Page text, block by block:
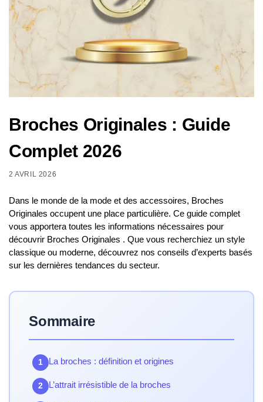
Broches Originales : Guide
Complet 2026
2 AVRIL 2026
Dans le monde de la mode et des accessoires, Broches
Originales occupent une place particulière. Ce guide complet
vous apportera toutes les informations nécessaires pour
découvrir Broches Originales . Que vous recherchiez un style
classique ou moderne, découvrez nos conseils d’experts basés
sur les dernières tendances du secteur.
Sommaire
1 La broches : définition et origines
2 L’attrait irrésistible de la broches